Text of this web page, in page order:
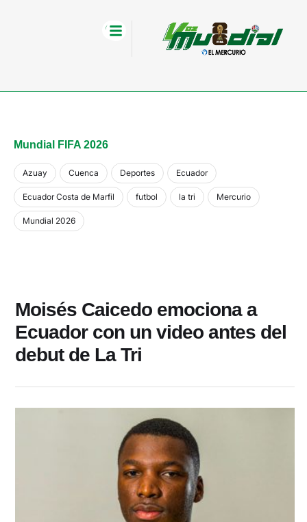
Mundial FIFA 2026
Azuay Cuenca Deportes Ecuador
Ecuador Costa de Marfil futbol la tri Mercurio
Mundial 2026
Moisés Caicedo emociona a
Ecuador con un video antes del
debut de La Tri